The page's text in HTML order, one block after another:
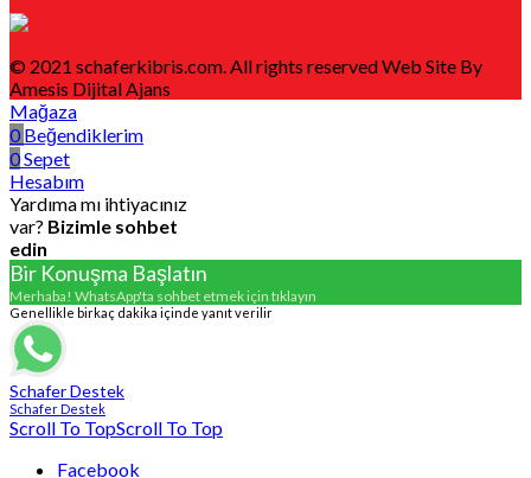
© 2021 schaferkibris.com. All rights reserved Web Site By
Amesis Dijital Ajans
Mağaza
0 Beğendiklerim
0Sepet
Hesabım
Yardıma mı ihtiyacınız
var? Bizimle sohbet
edin
Bir Konuşma Başlatın
Merhaba! WhatsApp'ta sohbet etmek için tıklayın
Genellikle birkaç dakika içinde yanıt verilir
Schafer Destek
Schafer Destek
Scroll To TopScroll To Top
Facebook